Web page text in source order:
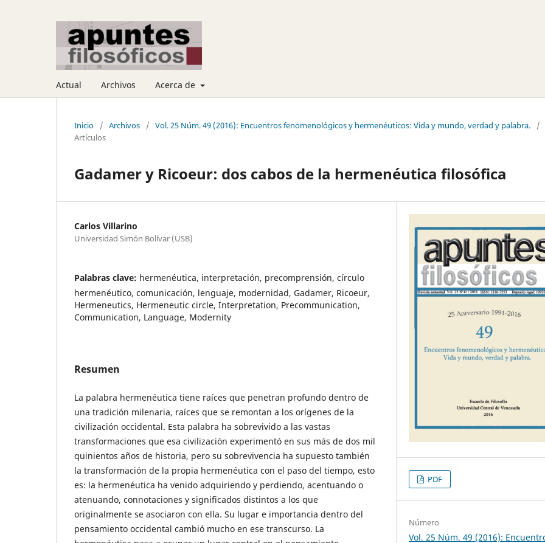
Actual Archivos Acerca de
Inicio / Archivos / Vol. 25 Núm. 49 (2016): Encuentros fenomenológicos y hermenéuticos: Vida y mundo, verdad y palabra.
/
Artículos
Gadamer y Ricoeur: dos cabos de la hermenéutica filosófica
Carlos Villarino
Universidad Simón Bolívar (USB)
Palabras clave: hermenéutica, interpretación, precomprensión, círculo
hermenéutico, comunicación, lenguaje, modernidad, Gadamer, Ricoeur,
Hermeneutics, Hermeneutic circle, Interpretation, Precommunication,
Communication, Language, Modernity
Resumen
La palabra hermenéutica tiene raíces que penetran profundo dentro de
una tradición milenaria, raíces que se remontan a los orígenes de la
civilización occidental. Esta palabra ha sobrevivido a las vastas
transformaciones que esa civilización experimentó en sus más de dos mil
quinientos años de historia, pero su sobrevivencia ha supuesto también
la transformación de la propia hermenéutica con el paso del tiempo, esto
es: la hermenéutica ha venido adquiriendo y perdiendo, acentuando o
atenuando, connotaciones y significados distintos a los que
originalmente se asociaron con ella. Su lugar e importancia dentro del
pensamiento occidental cambió mucho en ese transcurso. La
PDF
Número
Vol. 25 Núm. 49 (2016):